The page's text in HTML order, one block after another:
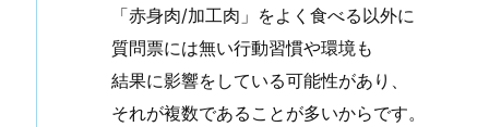
「赤身肉/加工肉」をよく食べる以外に
質問票には無い行動習慣や環境も
結果に影響をしている可能性があり、
それが複数であることが多いからです。